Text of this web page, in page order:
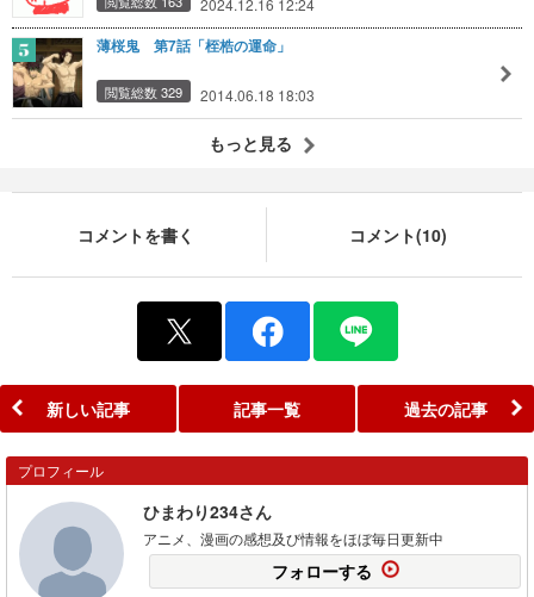
薄桜鬼 第7話「桎梏の運命」
閲覧総数 329 2014.06.18 18:03
もっと見る
コメントを書く コメント(10)
新しい記事 記事一覧 過去の記事
プロフィール
ひまわり234さん
アニメ、漫画の感想及び情報をほぼ毎日更新中
フォローする